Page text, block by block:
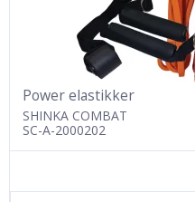
Power elastikker
SHINKA COMBAT
SC-A-2000202